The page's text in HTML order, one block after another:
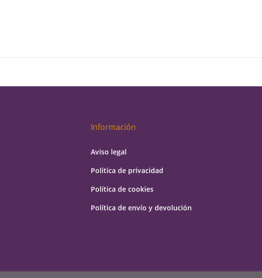
Información
Aviso legal
Política de privacidad
Política de cookies
Política de envío y devolución